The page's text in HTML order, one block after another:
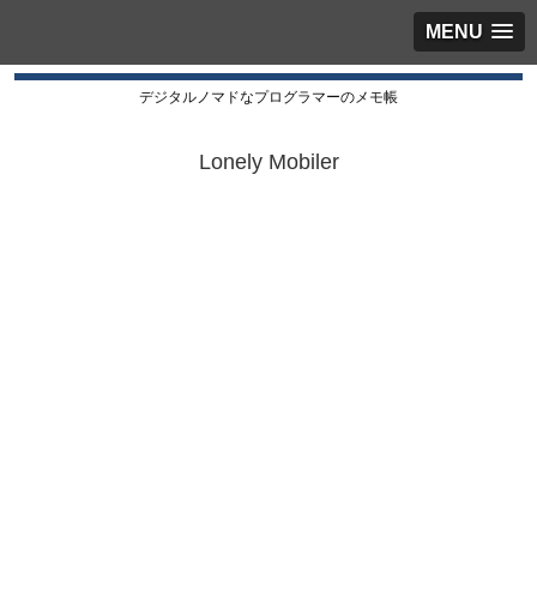
MENU
デジタルノマドなプログラマーのメモ帳
Lonely Mobiler